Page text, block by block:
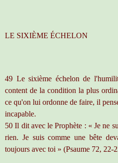
LE SIXIÈME ÉCHELON
49 Le sixième échelon de
content de la condition la plus
ce qu'on lui ordonne de faire, il
incapable.
50 Il dit avec le Prophète : « Je ne
rien. Je suis comme une bête
toujours avec toi » (Psaume 72, 22-